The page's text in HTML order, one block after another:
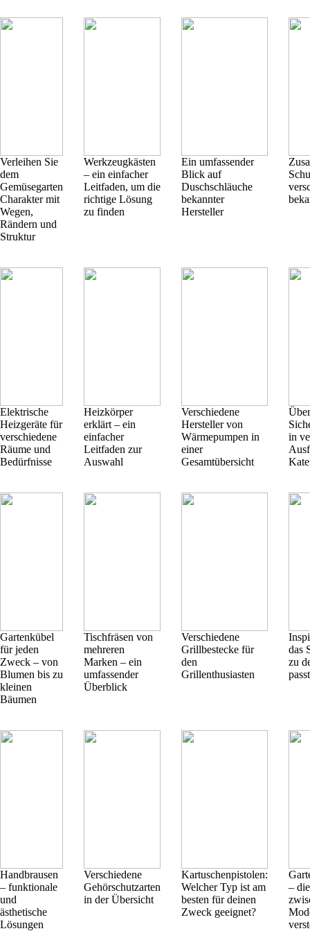
Verleihen Sie
dem
Gemüsegarten
Charakter mit
Wegen,
Rändern und
Struktur
Werkzeugkästen
– ein einfacher
Leitfaden, um die
richtige Lösung
zu finden
Ein umfassender
Blick auf
Duschschläuche
bekannter
Hersteller
Elektrische
Heizgeräte für
verschiedene
Räume und
Bedürfnisse
Heizkörper
erklärt – ein
einfacher
Leitfaden zur
Auswahl
Verschiedene
Hersteller von
Wärmepumpen in
einer
Gesamtübersicht
in
Gartenkübel
für jeden
Zweck – von
Blumen bis zu
kleinen
Bäumen
Tischfräsen von
mehreren
Marken – ein
umfassender
Überblick
Verschiedene
Grillbestecke für
den
Grillenthusiasten
das
zu
passt
Handbrausen
– funktionale
und
ästhetische
Lösungen
Verschiedene
Gehörschutzarten
in der Übersicht
Kartuschenpistolen:
Welcher Typ ist am
besten für deinen
Zweck geeignet?
–